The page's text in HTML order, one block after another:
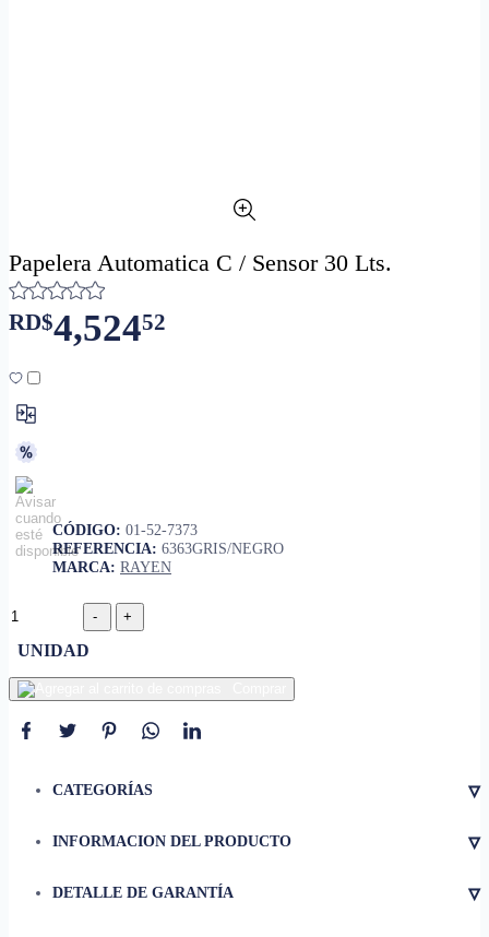
Papelera Automatica C / Sensor 30 Lts.
RD$4,52452
CÓDIGO: 01-52-7373
REFERENCIA: 6363GRIS/NEGRO
MARCA: RAYEN
UNIDAD
CATEGORÍAS ▿
INFORMACION DEL PRODUCTO ▿
• Material
DETALLE DE GARANTÍA ▿